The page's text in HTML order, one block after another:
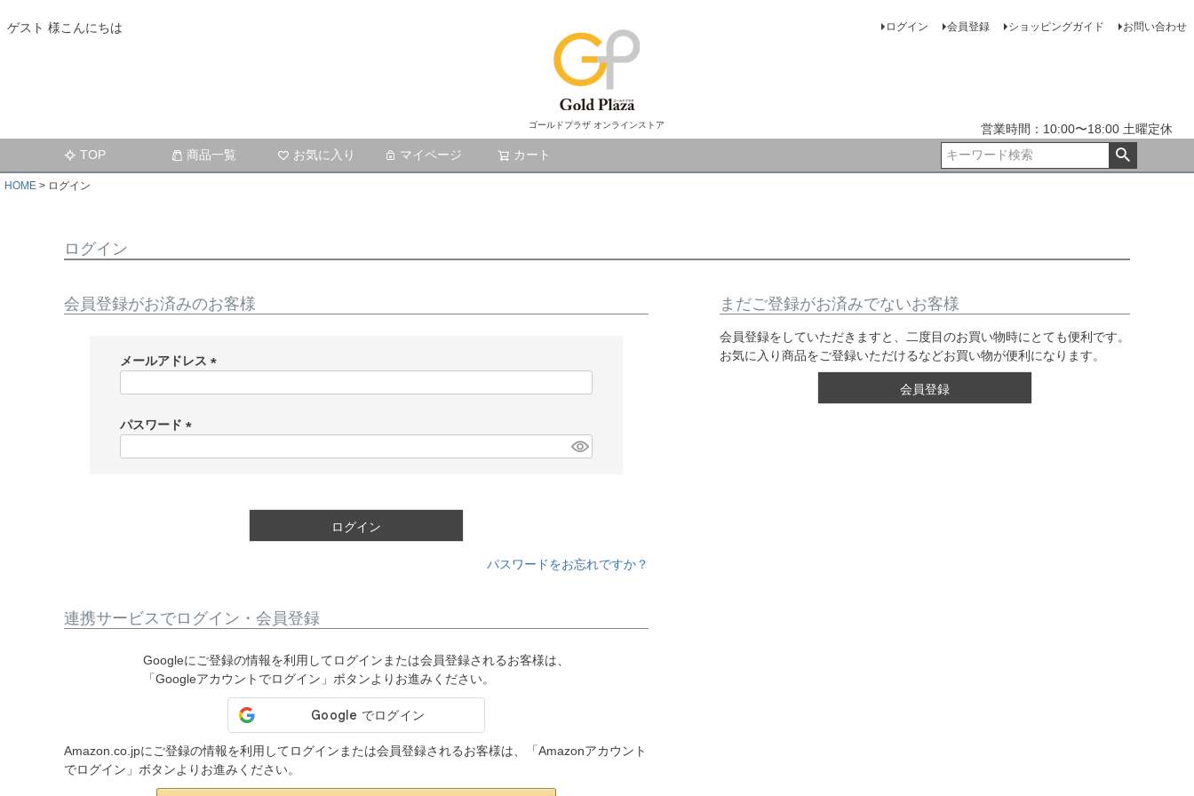
ゲスト 様こんにちは
ゴールドプラザ オンラインストア
ログイン 会員登録 ショッピングガイド お問い合わせ
営業時間：10:00〜18:00 土曜定休
TOP
商品一覧 お気に入り マイページ カート
HOME ログイン
ログイン
会員登録がお済みのお客様
メールアドレス
)
パスワード
ログイン
パスワードをお忘れですか？
連携サービスでログイン・会員登録
Googleにご登録の情報を利用してログインまたは会員登録されるお客様は、
「Googleアカウントでログイン」ボタンよりお進みください。
Amazon.co.jpにご登録の情報を利用してログインまたは会員登録されるお客様は、「Amazonアカウント
でログイン」ボタンよりお進みください。
まだご登録がお済みでないお客様
会員登録をしていただきますと、二度目のお買い物時にとても便利です。
お気に入り商品をご登録いただけるなどお買い物が便利になります。
会員登録